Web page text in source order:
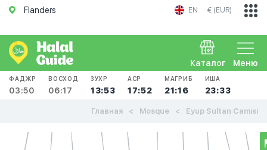
Flanders EN € (EUR)
Меню
Каталог
ФАДЖР
03:50
ВОСХОД
06:17
ЗУХР
13:53
АСР
17:52
МАГРИБ
21:16
ИША
23:33
Главная Mosque Eyup Sultan Camisi